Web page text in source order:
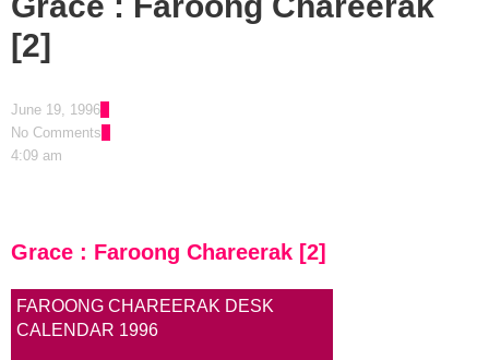
[2]
June 19, 1996
No Comments
4:09 am
Grace : Faroong Chareerak [2]
FAROONG CHAREERAK DESK
CALENDAR 1996